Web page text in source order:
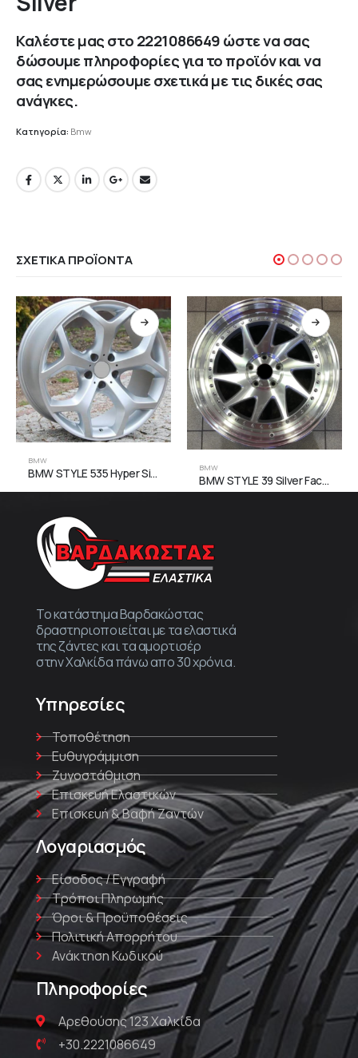
Καλέστε μας στο2221086649ώστε να σας
δώσουμε πληροφορίες για το προϊόν και να
σας ενημερώσουμε σχετικά με τις δικές σας
ανάγκες.
Κατηγορία: Bmw
ΣΧΕΤΙΚΆ ΠΡΟΪΌΝΤΑ
BMW
BMW STYLE 535 Hyper Silver BMW
BMW STYLE 39 Silver Face Machined
Το κατάστημα Βαρδακώστας
δραστηριοποιείται με τα ελαστικά
της ζάντες και τα αμορτισέρ
στην Χαλκίδα πάνω απο 30 χρόνια.
Υπηρεσίες
Τοποθέτηση
Ευθυγράμμιση
Ζυγοστάθμιση
Επισκευή Ελαστικών
Επισκευή & Βαφή Ζαντών
Λογαριασμός
Είσοδος / Εγγραφή
Τρόποι Πληρωμής
Όροι & Προϋποθέσεις
Πολιτική Απορρήτου
Ανάκτηση Κωδικού
Πληροφορίες
Αρεθούσης 123 Χαλκίδα
+30.2221086649